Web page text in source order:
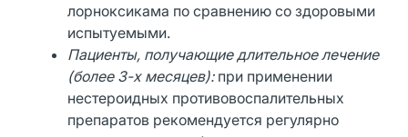
лорноксикама по сравнению со здоровыми
испытуемыми.
Пациенты, получающие длительное лечение
(более 3-х месяцев):при применении
нестероидных противовоспалительных
препаратов рекомендуется регулярно